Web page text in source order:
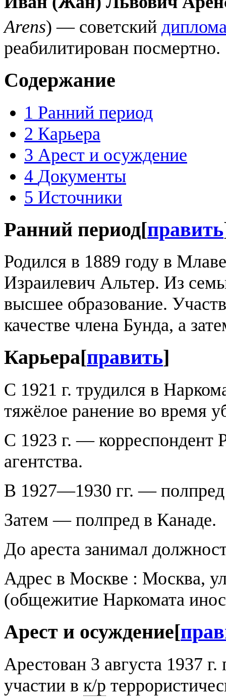
Arens) — советский
реабилитирован посмертно.
Содержание
1 Ранний период
2 Карьера
3 Арест и осуждение
4 Документы
5 Источники
Ранний период[править
Родился в 1889 году в
Израилевич Альтер. Из
высшее образование.
качестве члена Бунда, а
Карьера[править]
С 1921 г. трудился в
тяжёлое ранение во время
С 1923 г. — корреспондент
агентства.
В 1927—1930 гг. —
Затем — полпред в Канаде.
До ареста занимал
Адрес в Москве : Москва,
(общежитие Наркомата
Арест и осуждение[
Арестован 3 августа 1937
участии в к/р